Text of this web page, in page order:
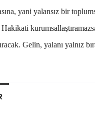
ına, yani yalansız bir
Hakikati kurumsallaştı
Gelin, yalanı yalnız bı